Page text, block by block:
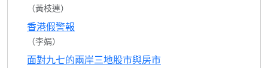
（黃枝連）
香港假警報
（李娟）
面對九七的兩岸三地股市與房市